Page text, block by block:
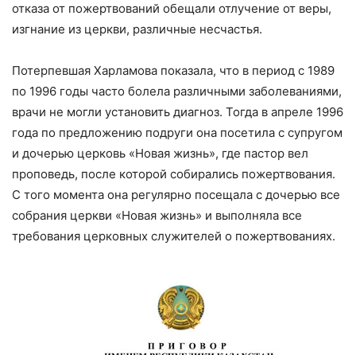
отказа от пожертвований обещали отлучение от веры,
изгнание из церкви, различные несчастья.
Потерпевшая Харламова показала, что в период с 1989
по 1996 годы часто болела различными заболеваниями,
врачи не могли установить диагноз. Тогда в апреле 1996
года по предложению подруги она посетила с супругом
и дочерью церковь «Новая жизнь», где пастор вел
проповедь, после которой собирались пожертвования.
С того момента она регулярно посещала с дочерью все
собрания церкви «Новая жизнь» и выполняла все
требования церковных служителей о пожертвованиях.